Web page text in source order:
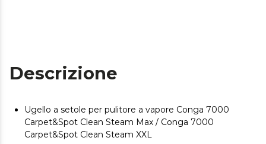
Descrizione
Ugello a setole per pulitore a vapore Conga 7000
Carpet&Spot Clean Steam Max / Conga 7000
Carpet&Spot Clean Steam XXL